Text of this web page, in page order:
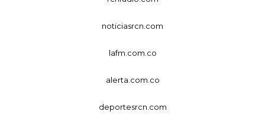
noticiasrcn.com
lafm.com.co
alerta.com.co
deportesrcn.com